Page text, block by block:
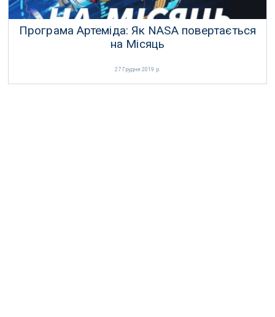
Програма Артеміда: Як NASA повертається
на Місяць
27 Грудня 2019 р.